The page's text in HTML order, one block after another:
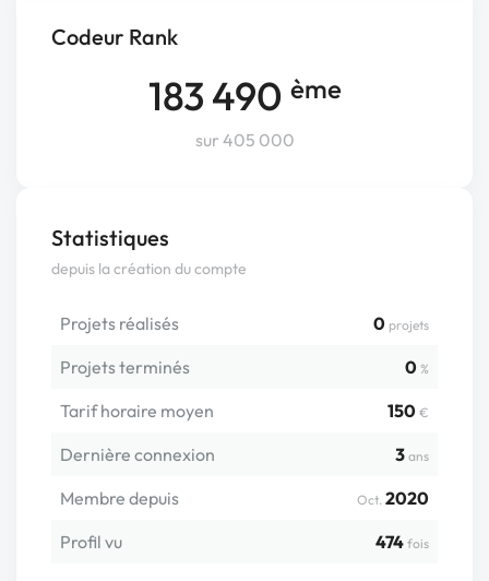
Codeur Rank
183 490 ème
sur 405 000
Statistiques
depuis la création du compte
Projets réalisés 0 projets
Projets terminés 0 %
Tarif horaire moyen 150 €
Dernière connexion 3 ans
Membre depuis Oct. 2020
Profil vu
474 fois